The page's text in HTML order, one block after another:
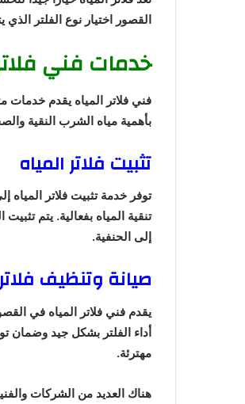
القصور اختيار نوع الفلتر
خدمات فني
فني فلاتر المياه يقدم خدمات
بأهمية مياه الشرب النقية
تثبيت فلاتر المياه
توفر خدمة تثبيت فلاتر
تنقية المياه بفعالية. يتم
إلى الحنفية.
صيانة وتنظيف
يقدم فني فلاتر المياه في
أداء الفلتر بشكل جيد وضمان
مهترئة.
هناك العديد من الشركات